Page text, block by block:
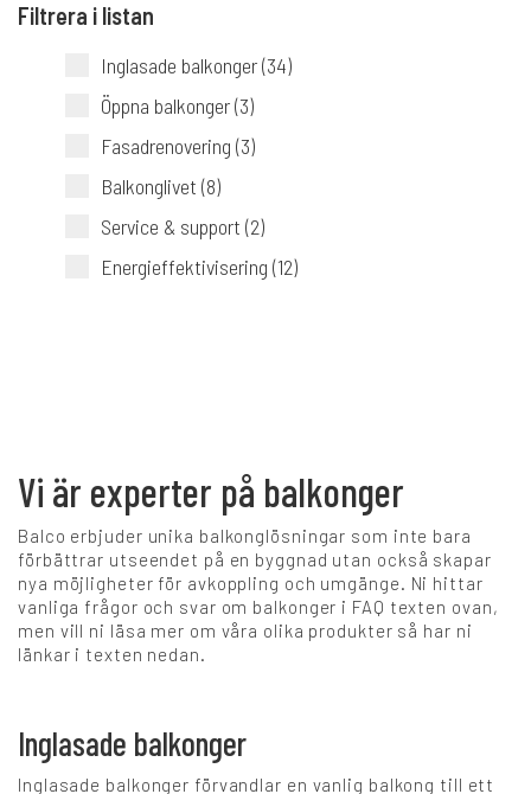
Filtrera i listan
Inglasade balkonger (34)
Öppna balkonger (3)
Fasadrenovering (3)
Balkonglivet (8)
Service & support (2)
Energieffektivisering (12)
Vi är experter på balkonger
Balco erbjuder unika balkonglösningar som inte bara
förbättrar utseendet på en byggnad utan också skapar
nya möjligheter för avkoppling och umgänge. Ni hittar
vanliga frågor och svar om balkonger i FAQ texten ovan,
men vill ni läsa mer om våra olika produkter så har ni
länkar i texten nedan.
Inglasade balkonger
Inglasade balkonger förvandlar en vanlig balkong till ett